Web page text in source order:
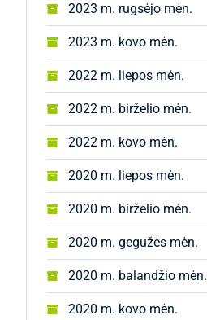
2023 m. rugsėjo mėn.
2023 m. kovo mėn.
2022 m. liepos mėn.
2022 m. birželio mėn.
2022 m. kovo mėn.
2020 m. liepos mėn.
2020 m. birželio mėn.
2020 m. gegužės mėn.
2020 m. balandžio mėn.
2020 m. kovo mėn.